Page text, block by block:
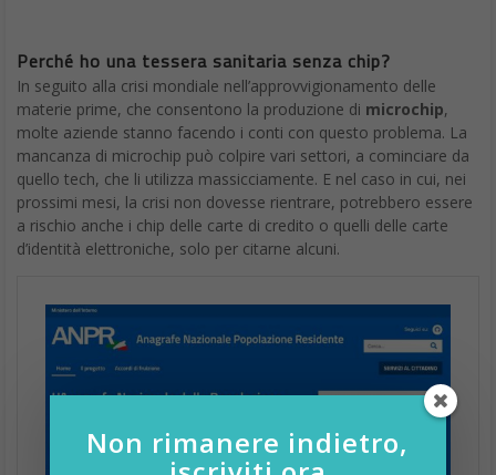
Perché ho una tessera sanitaria senza chip?
In seguito alla crisi mondiale nell’approvvigionamento delle
materie prime, che consentono la produzione di microchip,
molte aziende stanno facendo i conti con questo problema. La
mancanza di microchip può colpire vari settori, a cominciare da
quello tech, che li utilizza massicciamente. E nel caso in cui, nei
prossimi mesi, la crisi non dovesse rientrare, potrebbero essere
a rischio anche i chip delle carte di credito o quelli delle carte
d’identità elettroniche, solo per citarne alcuni.
Non rimanere indietro,